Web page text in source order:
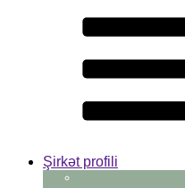
Şirkət profili